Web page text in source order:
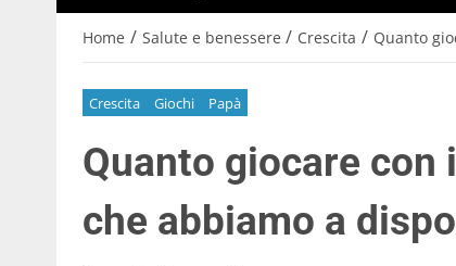
Home / Salute e benessere / Crescita / Quanto
Crescita Giochi Papà
Quanto giocare
che abbiamo a